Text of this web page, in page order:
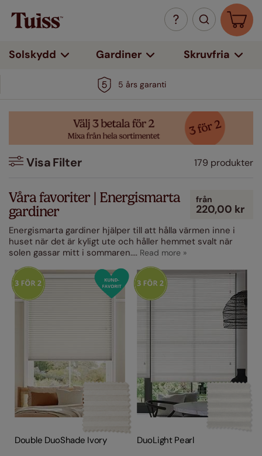
Solskydd Gardiner Skruvfria
5 års garanti
VisaFilter 179 produkter
Filter
Färg
Vit (15)
Grå/Silver (70)
Svart (1)
Grön (13)
Rosa (12)
(7)
Våra favoriter | Energismarta
gardiner
från
220,00 kr
Energismarta gardiner hjälper till att hålla värmen inne i
huset när det är kyligt ute och håller hemmet svalt när
solen gassar mitt i sommaren....
Double DuoShade Ivory DuoLight Pearl